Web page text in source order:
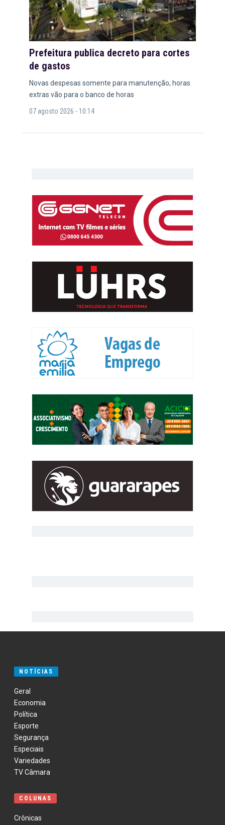
Prefeitura publica decreto para cortes
de gastos
Novas despesas somente para manutenção; horas
extras vão para o banco de horas
07 agosto 2026 - 10:14
NOTÍCIAS
Geral
Economia
Política
Esporte
Segurança
Especiais
Variedades
TV Câmara
COLUNAS
Crônicas